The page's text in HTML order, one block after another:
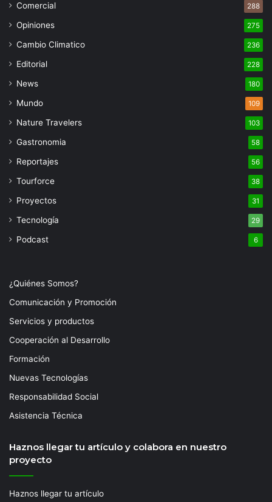
Comercial 288
Opiniones 275
Cambio Climatico 236
Editorial 228
News 180
Mundo 109
Nature Travelers 103
Gastronomia 58
Reportajes 56
Tourforce 38
Proyectos 31
Tecnología 29
Podcast 6
¿Quiénes Somos?
Comunicación y Promoción
Servicios y productos
Cooperación al Desarrollo
Formación
Nuevas Tecnologías
Responsabilidad Social
Asistencia Técnica
Haznos llegar tu artículo y colabora en nuestro
proyecto
Haznos llegar tu artículo